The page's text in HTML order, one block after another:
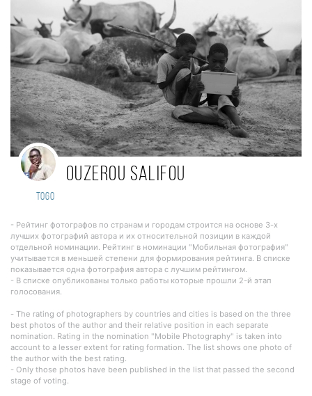
Ouzerou Salifou
Togo
- Рейтинг фотографов по странам и городам строится на основе 3-х
лучших фотографий автора и их относительной позиции в каждой
отдельной номинации. Рейтинг в номинации "Мобильная фотография"
учитывается в меньшей степени для формирования рейтинга. В списке
показывается одна фотография автора с лучшим рейтингом.
- В списке опубликованы только работы которые прошли 2-й этап
голосования.
- The rating of photographers by countries and cities is based on the three
best photos of the author and their relative position in each separate
nomination. Rating in the nomination "Mobile Photography" is taken into
account to a lesser extent for rating formation. The list shows one photo of
the author with the best rating.
- Only those photos have been published in the list that passed the second
stage of voting.